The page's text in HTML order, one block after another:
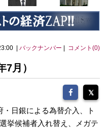
| バックナンバー コメント(0)
月）
日銀による為替介入、ト
挙候補者入れ替え、メガテ